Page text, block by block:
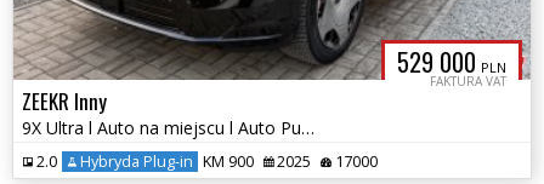
529 000 PLN
FAKTURA VAT
ZEEKR Inny
9X Ultra l Auto na miejscu l Auto Punkt
2.0 Hybryda Plug-in KM 900 2025 17000